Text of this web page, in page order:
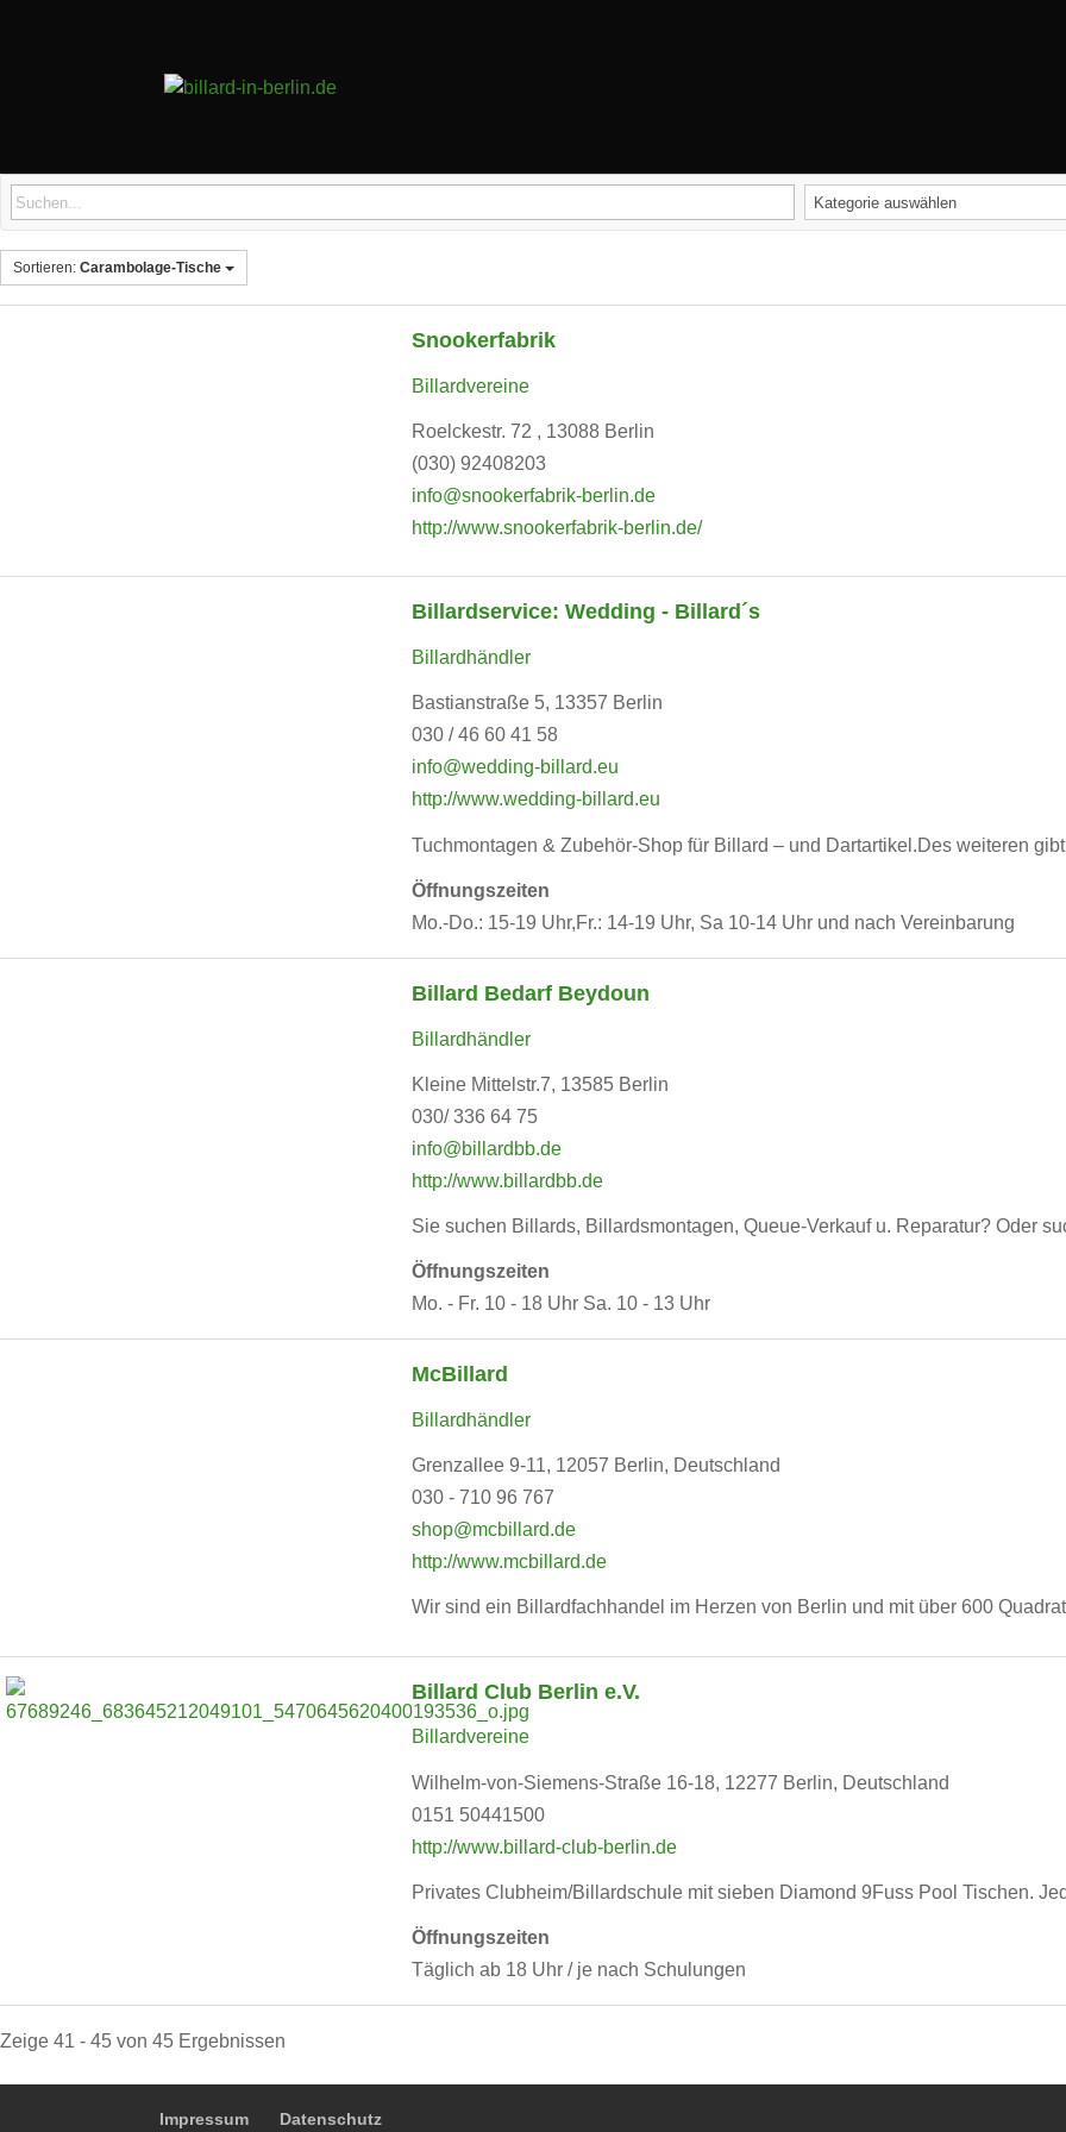
Sortieren: Carambolage-Tische
Snookerfabrik
Billardvereine
Roelckestr. 72 , 13088 Berlin
(030) 92408203
info@snookerfabrik-berlin.de
http://www.snookerfabrik-berlin.de/
Billardservice: Wedding - Billard´s
Billardhändler
Bastianstraße 5, 13357 Berlin
030 / 46 60 41 58
info@wedding-billard.eu
http://www.wedding-billard.eu
Tuchmontagen & Zubehör-Shop für Billard – und Dartartikel.Des weiteren
Öffnungszeiten
Mo.-Do.: 15-19 Uhr,Fr.: 14-19 Uhr, Sa 10-14 Uhr und nach Vereinbarung
Billard Bedarf Beydoun
Billardhändler
Kleine Mittelstr.7, 13585 Berlin
030/ 336 64 75
info@billardbb.de
http://www.billardbb.de
Sie suchen Billards, Billardsmontagen, Queue-Verkauf u. Reparatur? Oder
Öffnungszeiten
Mo. - Fr. 10 - 18 Uhr Sa. 10 - 13 Uhr
McBillard
Billardhändler
Grenzallee 9-11, 12057 Berlin, Deutschland
030 - 710 96 767
shop@mcbillard.de
http://www.mcbillard.de
Wir sind ein Billardfachhandel im Herzen von Berlin und mit über 600
Billard Club Berlin e.V.
Billardvereine
Wilhelm-von-Siemens-Straße 16-18, 12277 Berlin, Deutschland
0151 50441500
http://www.billard-club-berlin.de
Privates Clubheim/Billardschule mit sieben Diamond 9Fuss Pool Tischen.
Öffnungszeiten
Täglich ab 18 Uhr / je nach Schulungen
Zeige 41 - 45 von 45 Ergebnissen
Impressum Datenschutz